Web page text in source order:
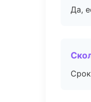
Да,